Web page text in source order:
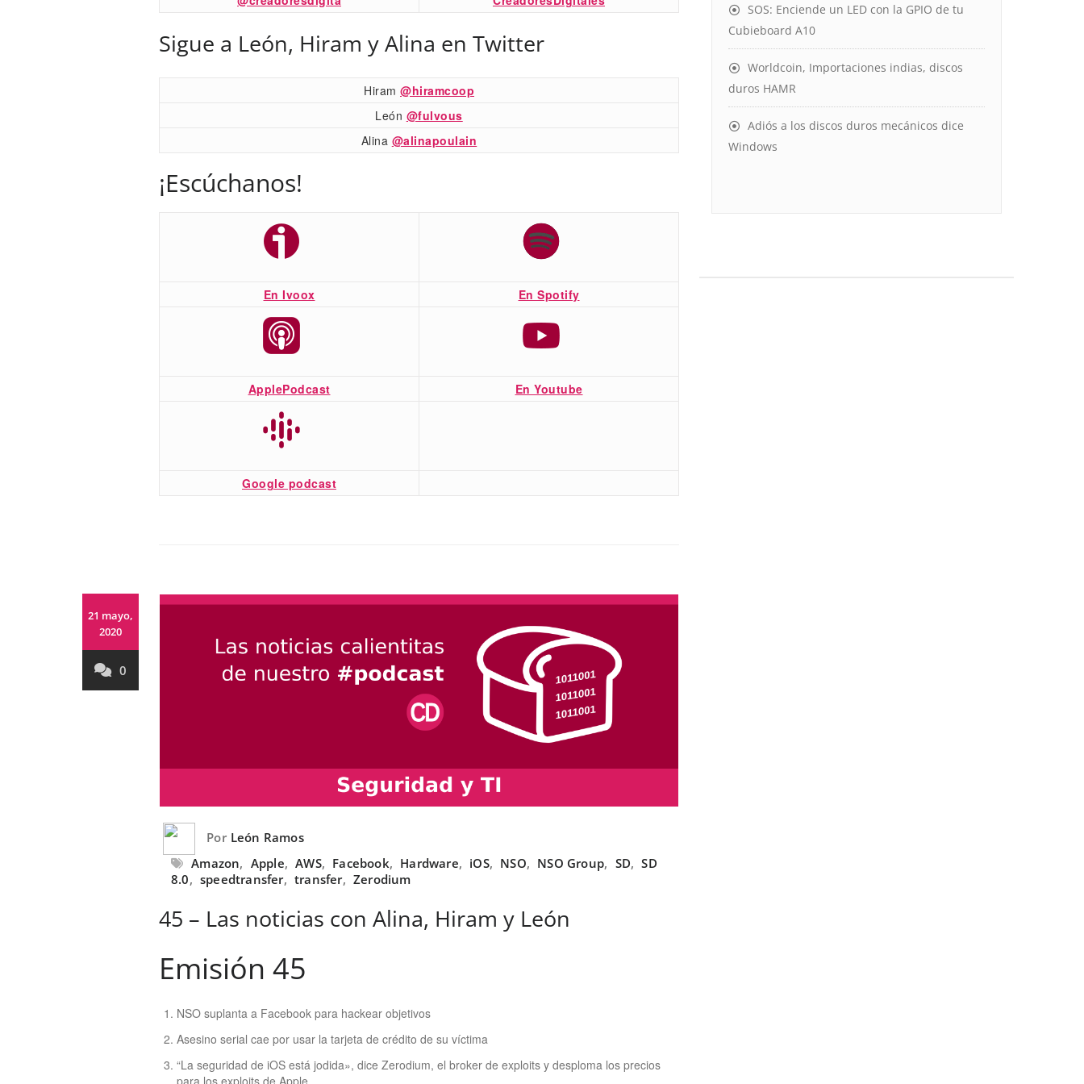
Sigue a León, Hiram y Alina en Twitter
Hiram @hiramcoop
León @fulvous
Alina @alinapoulain
¡Escúchanos!
En Ivoox En Spotify
ApplePodcast En Youtube
Google podcast
21 mayo,
2020
0
Por León Ramos
Amazon, Apple, AWS, Facebook, Hardware, iOS, NSO, NSO Group, SD, SD
8.0, speedtransfer, transfer, Zerodium
45 – Las noticias con Alina, Hiram y León
Emisión 45
NSO suplanta a Facebook para hackear objetivos
Asesino serial cae por usar la tarjeta de crédito de su víctima
“La seguridad de iOS está jodida», dice Zerodium, el broker de exploits y desploma los precios
SOS: Enciende un LED con la GPIO de tu
Cubieboard A10
Worldcoin, Importaciones indias, discos
duros HAMR
Adiós a los discos duros mecánicos dice
Windows